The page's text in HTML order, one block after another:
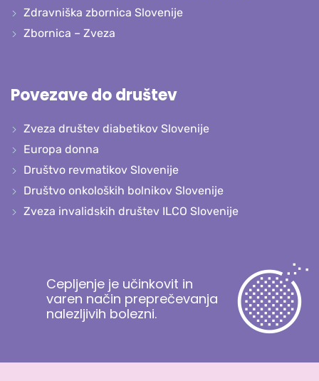
Zdravniška zbornica Slovenije
Zbornica – Zveza
Povezave do društev
Zveza društev diabetikov Slovenije
Europa donna
Društvo revmatikov Slovenije
Društvo onkoloških bolnikov Slovenije
Zveza invalidskih društev ILCO Slovenije
Cepljenje je učinkovit in
varen način preprečevanja
nalezljivih bolezni.